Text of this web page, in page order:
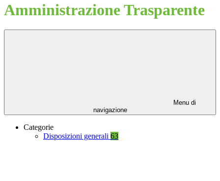
Amministrazione Trasparente
Menu di
navigazione
Categorie
Disposizioni generali 63